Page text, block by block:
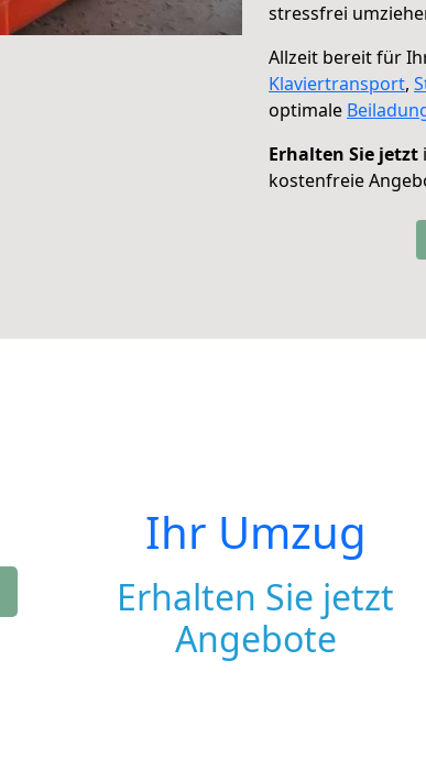
stressfrei
Allzeit bereit für
Klaviertransport,
optimale
Erhalten Sie jetzt
kostenfreie
Ihr Umzug
Erhalten Sie jetzt
Angebote